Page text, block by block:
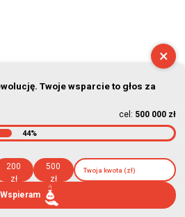
×
Twoje wsparcie to głos za
cel: 500 000 zł
44%
200
zł
500
zł
Wspieram